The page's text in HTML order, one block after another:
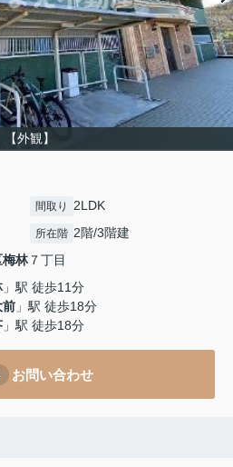
【外観】
間取り 2LDK
所在階 2階/3階建
梅林７丁目
」駅 徒歩11分
前 」駅 徒歩18分
」駅 徒歩18分
お問い合わせ